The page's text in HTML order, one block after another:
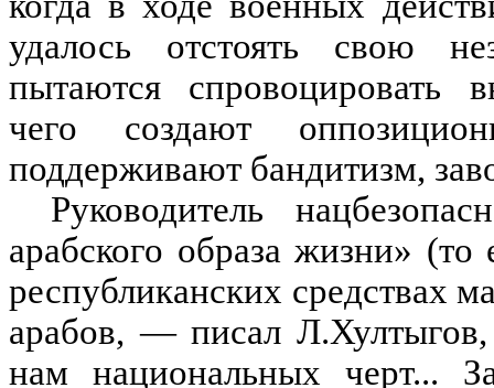
удалось отстоять свою
пытаются спровоцировать
чего создают
поддерживают бандитизм,
Руководитель
арабского образа жизни»
республиканских средствах
арабов, — писал
нам национальных черт...